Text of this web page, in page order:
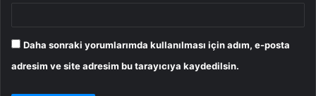
Daha sonraki yorumlarımda kullanılması için adım, e-posta
adresim ve site adresim bu tarayıcıya kaydedilsin.